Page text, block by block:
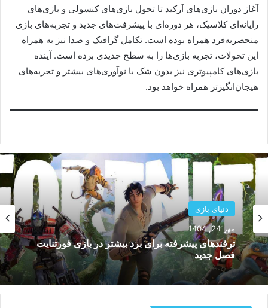
آغاز دوران بازی‌های آرکید تا تحول بازی‌های کنسولی و بازی‌های
رایانه‌ای کلاسیک، هر دوره‌ای با پیشرفت‌های جدید و تجربه‌های بازی
منحصربه‌فرد همراه بوده است. تکامل گرافیک و صدا نیز به همراه
این تحولات، تجربه بازی‌ها را به سطح جدیدی برده است. آینده
بازی‌های کامپیوتری نیز بدون شک با نوآوری‌های بیشتر و تجربه‌های
هیجان‌انگیزتر همراه خواهد بود.
دنیای بازی
مهر 24, 1404
ترفندهای پیشرفته برای برد بیشتر در بازی فورتنایت
فصل جدید